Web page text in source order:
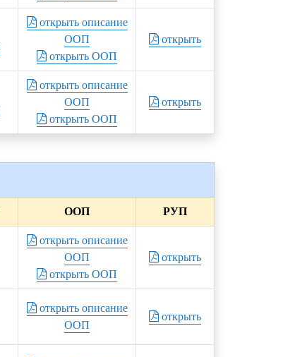
открыть описание
ООП
открыть ООП
открыть
открыть описание
ООП
открыть ООП
открыть
ООП РУП
открыть описание
ООП
открыть ООП
открыть
открыть описание
ООП
открыть